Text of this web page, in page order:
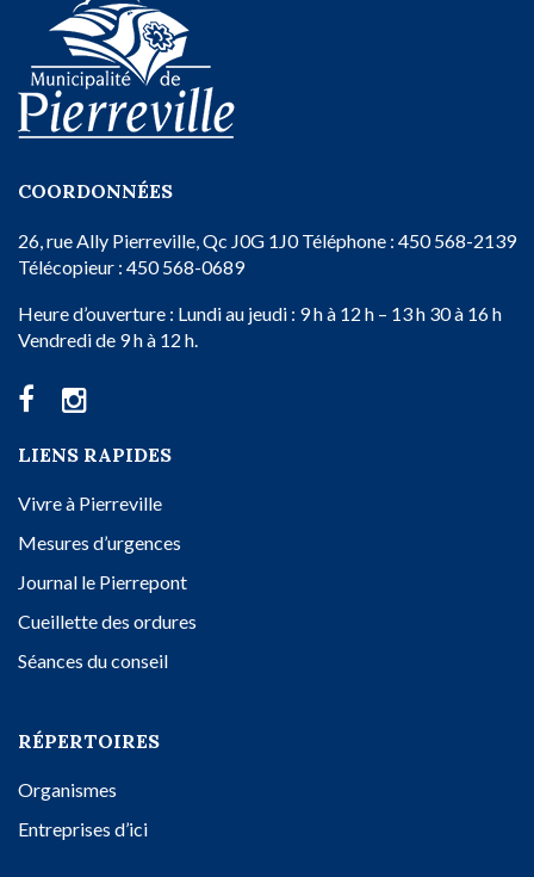
COORDONNÉES
26, rue Ally Pierreville, Qc J0G 1J0Téléphone : 450 568-2139
Télécopieur : 450 568-0689
Heure d’ouverture : Lundi au jeudi : 9 h à 12 h – 13 h 30 à 16 h
Vendredi de 9 h à 12 h.
LIENS RAPIDES
Vivre à Pierreville
Mesures d’urgences
Journal le Pierrepont
Cueillette des ordures
Séances du conseil
RÉPERTOIRES
Organismes
Entreprises d’ici